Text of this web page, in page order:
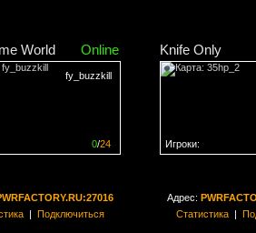
World Online
fy_buzzkill
0/24
Knife Only
Игроки:
| Подключиться
Адрес:
Статистика|